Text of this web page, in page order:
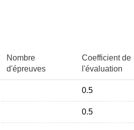
Nombre
d'épreuves
Coefficient de
l'évaluation
0.5
0.5